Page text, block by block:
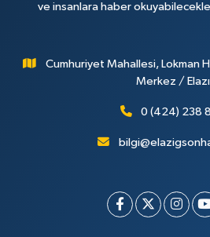
ve insanlara haber
Cumhuriyet Mahallesi, Lokman
Merkez /
0 (424) 238